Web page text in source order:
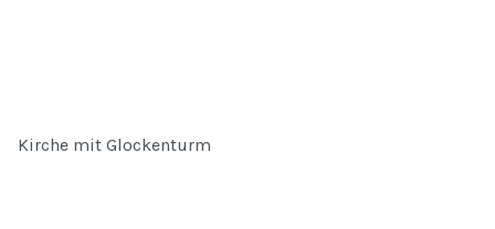
Kirche mit Glockenturm